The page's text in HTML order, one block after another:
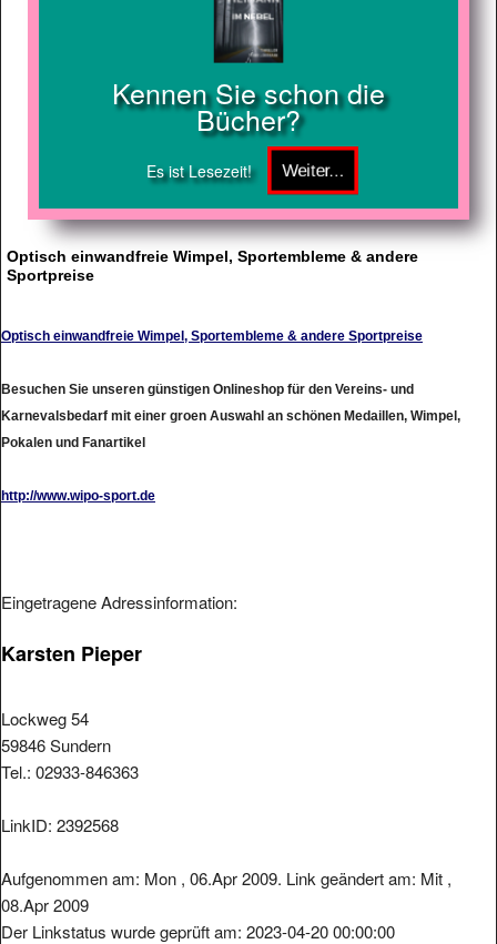
Kennen Sie schon die
Bücher?
Es ist Lesezeit!
Optisch einwandfreie Wimpel, Sportembleme & andere
Sportpreise
Optisch einwandfreie Wimpel, Sportembleme & andere Sportpreise
Besuchen Sie unseren günstigen Onlineshop für den Vereins- und
Karnevalsbedarf mit einer groen Auswahl an schönen Medaillen, Wimpel,
Pokalen und Fanartikel
http://www.wipo-sport.de
Eingetragene Adressinformation:
Karsten Pieper
Lockweg 54
59846 Sundern
Tel.: 02933-846363
LinkID: 2392568
Aufgenommen am: Mon , 06.Apr 2009. Link geändert am: Mit ,
08.Apr 2009
Der Linkstatus wurde geprüft am: 2023-04-20 00:00:00